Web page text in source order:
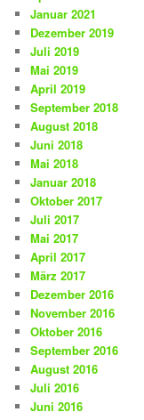
Januar 2021
Dezember 2019
Juli 2019
Mai 2019
April 2019
September 2018
August 2018
Juni 2018
Mai 2018
Januar 2018
Oktober 2017
Juli 2017
Mai 2017
April 2017
März 2017
Dezember 2016
November 2016
Oktober 2016
September 2016
August 2016
Juli 2016
Juni 2016